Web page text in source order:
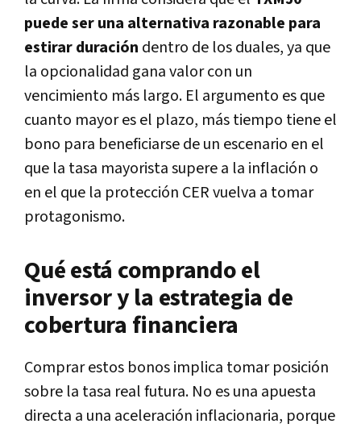
puede ser una alternativa razonable para
estirar duración dentro de los duales, ya que
la opcionalidad gana valor con un
vencimiento más largo. El argumento es que
cuanto mayor es el plazo, más tiempo tiene el
bono para beneficiarse de un escenario en el
que la tasa mayorista supere a la inflación o
en el que la protección CER vuelva a tomar
protagonismo.
Qué está comprando el
inversor y la estrategia de
cobertura financiera
Comprar estos bonos implica tomar posición
sobre la tasa real futura. No es una apuesta
directa a una aceleración inflacionaria, porque